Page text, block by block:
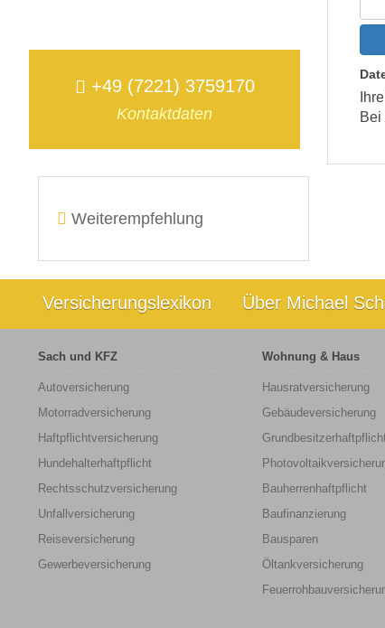
+49 (7221) 3759170
Kontaktdaten
Weiterempfehlung
Versicherungslexikon Über Michael
Sach und KFZ
Autoversicherung
Motorradversicherung
Haftpflichtversicherung
Hundehalterhaftpflicht
Rechtsschutzversicherung
Unfallversicherung
Reiseversicherung
Gewerbeversicherung
Wohnung & Haus
Hausratversicherung
Gebäudeversicherung
Bauherrenhaftpflicht
Baufinanzierung
Bausparen
Öltankversicherung